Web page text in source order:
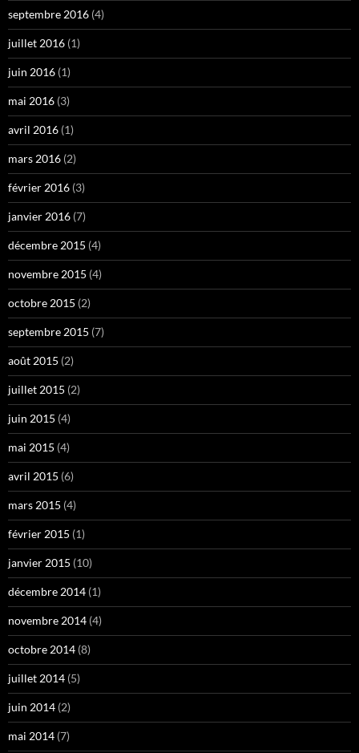
septembre 2016 (4)
juillet 2016 (1)
juin 2016 (1)
mai 2016 (3)
avril 2016 (1)
mars 2016 (2)
février 2016 (3)
janvier 2016 (7)
décembre 2015 (4)
novembre 2015 (4)
octobre 2015 (2)
septembre 2015 (7)
août 2015 (2)
juillet 2015 (2)
juin 2015 (4)
mai 2015 (4)
avril 2015 (6)
mars 2015 (4)
février 2015 (1)
janvier 2015 (10)
décembre 2014 (1)
novembre 2014 (4)
octobre 2014 (8)
juillet 2014 (5)
juin 2014 (2)
mai 2014 (7)